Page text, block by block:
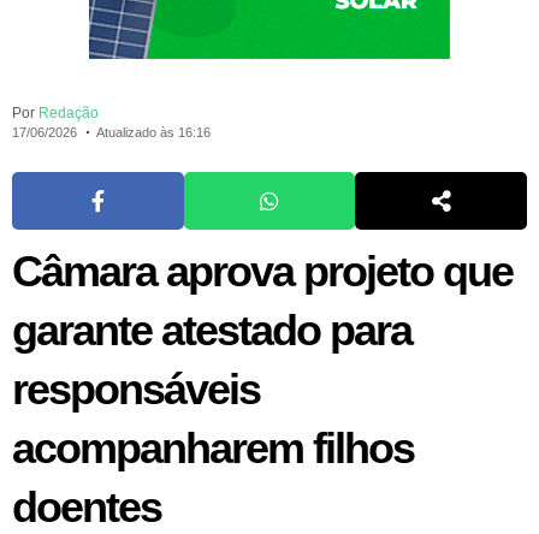
Por Redação
17/06/2026 Atualizado às 16:16
Câmara aprova projeto que
garante atestado para
responsáveis
acompanharem filhos
doentes